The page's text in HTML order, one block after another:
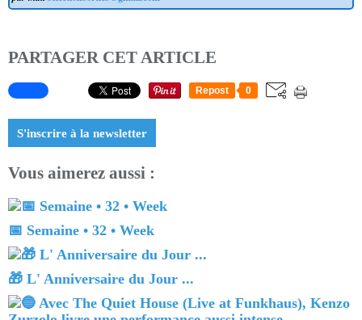
PARTAGER CET ARTICLE
Repost 0
S'inscrire à la newsletter
Vous aimerez aussi :
📅 Semaine • 32 • Week
🎁 L' Anniversaire du Jour ...